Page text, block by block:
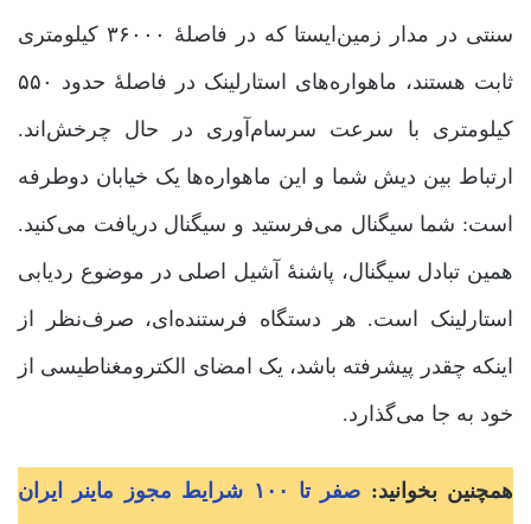
سنتی در مدار زمین‌ایستا که در فاصلۀ ۳۶۰۰۰ کیلومتری
ثابت هستند، ماهواره‌های استارلینک در فاصلۀ حدود ۵۵۰
کیلومتری با سرعت سرسام‌آوری در حال چرخش‌اند.
ارتباط بین دیش شما و این ماهواره‌ها یک خیابان دوطرفه
است: شما سیگنال می‌فرستید و سیگنال دریافت می‌کنید.
همین تبادل سیگنال، پاشنۀ آشیل اصلی در موضوع ردیابی
استارلینک است. هر دستگاه فرستنده‌ای، صرف‌نظر از
اینکه چقدر پیشرفته باشد، یک امضای الکترومغناطیسی از
خود به جا می‌گذارد.
همچنین بخوانید:
صفر تا ۱۰۰ شرایط مجوز ماینر ایران